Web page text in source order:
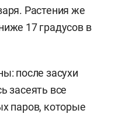
Растения же
17 градусов в
после засухи
засеять все
паров, которые